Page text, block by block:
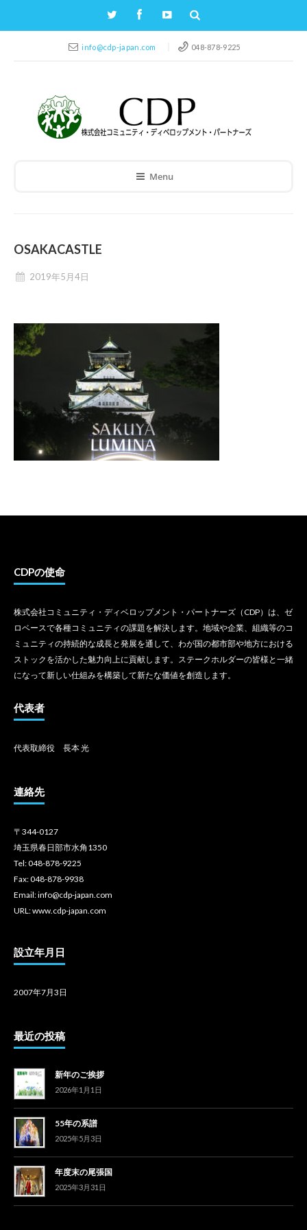
info@cdp-japan.com 048-878-9225
Menu
OSAKACASTLE
2019年5月4日
CDPの使命
株式会社コミュニティ・ディベロップメント・パートナーズ（CDP）は、ゼ
ロベースで各種コミュニティの課題を解決します。地域や企業、組織等のコ
ミュニティの持続的な成長と発展を通して、わが国の都市部や地方における
ストックを活かした魅力向上に貢献します。ステークホルダーの皆様と一緒
になって新しい仕組みを構築して新たな価値を創造します。
代表者
代表取締役 長本 光
連絡先
〒344-0127
埼玉県春日部市水角1350
Tel: 048-878-9225
Fax: 048-878-9938
Email: info@cdp-japan.com
URL: www.cdp-japan.com
設立年月日
2007年7月3日
最近の投稿
新年のご挨拶
2026年1月1日
55年の系譜
2025年5月3日
年度末の尾張国
2025年3月31日